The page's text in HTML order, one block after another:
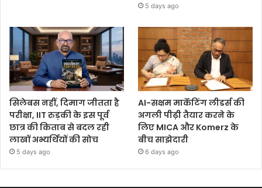
5 days ago
सिलेबस नहीं, दिमाग जीतता है
परीक्षा, IIT रुड़की के इस पूर्व
छात्र की किताब से बदल रही
लाखों अभ्यर्थियों की सोच
5 days ago
AI-सक्षम मार्केटिंग लीडर्स की
अगली पीढ़ी तैयार करने के
लिए MICA और Komerz के
बीच साझेदारी
6 days ago